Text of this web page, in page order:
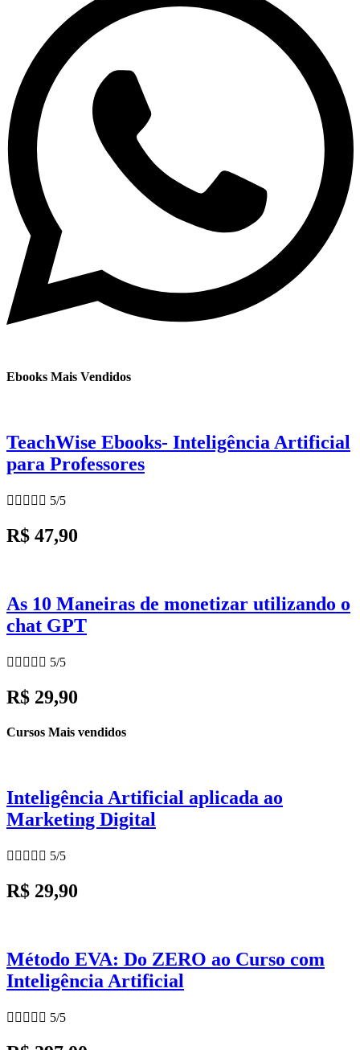
Ebooks Mais Vendidos
TeachWise Ebooks- Inteligência Artificial
para Professores
     5/5
R$ 47,90
As 10 Maneiras de monetizar utilizando o
chat GPT
     5/5
R$ 29,90
Cursos Mais vendidos
Inteligência Artificial aplicada ao
Marketing Digital
     5/5
R$ 29,90
Método EVA: Do ZERO ao Curso com
Inteligência Artificial
     5/5